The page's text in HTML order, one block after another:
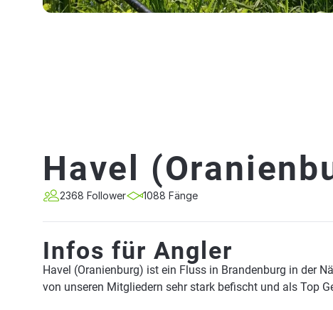
Havel
2368 Follower 1088 Fänge
Infos für Angler
Havel (Oranienburg) ist ein Fluss in Brandenburg in der
von unseren Mitgliedern sehr stark befischt und als Top